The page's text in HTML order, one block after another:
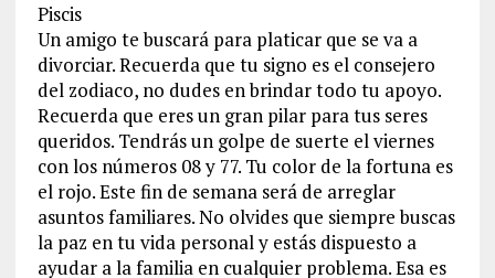
Piscis
Un amigo te buscará para platicar que se va a
divorciar. Recuerda que tu signo es el consejero
del zodiaco, no dudes en brindar todo tu apoyo.
Recuerda que eres un gran pilar para tus seres
queridos. Tendrás un golpe de suerte el viernes
con los números 08 y 77. Tu color de la fortuna es
el rojo. Este fin de semana será de arreglar
asuntos familiares. No olvides que siempre buscas
la paz en tu vida personal y estás dispuesto a
ayudar a la familia en cualquier problema. Esa es